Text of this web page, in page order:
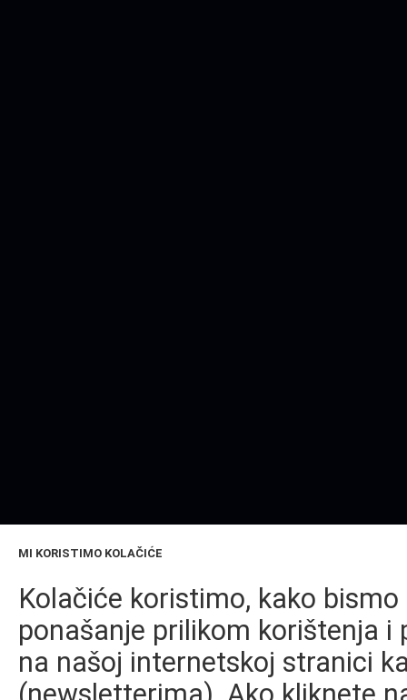
MI KORISTIMO KOLAČIĆE
Kolačiće koristimo, kako
ponašanje prilikom korištenja
na našoj internetskoj stranici